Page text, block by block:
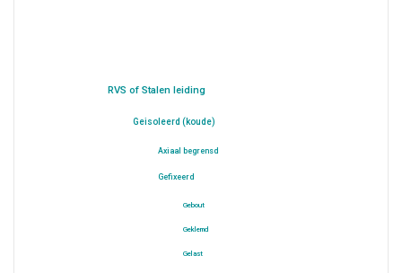
RVS of Stalen leiding
Geisoleerd (koude)
Axiaal begrensd
Gefixeerd
Gebout
Geklemd
Gelast